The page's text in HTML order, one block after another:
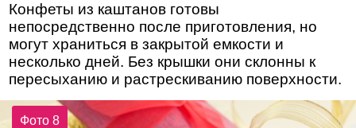
Конфеты из каштанов готовы
непосредственно после приготовления, но
могут храниться в закрытой емкости и
несколько дней. Без крышки они склонны к
пересыханию и растрескиванию поверхности.
Фото 8